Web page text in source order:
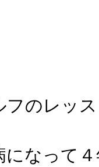
フのレッ
なって４